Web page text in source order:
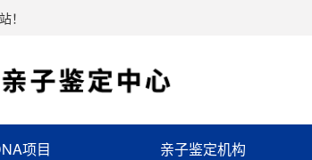
！
项目 亲子鉴定机构